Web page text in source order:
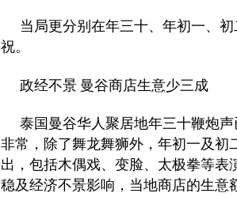
当局更分别在年三十、年初一、
祝。
政经不景 曼谷商店生意少三成
泰国曼谷华人聚居地年三十鞭炮
非常，除了舞龙舞狮外，年初一及初
出，包括木偶戏、变脸、太极拳等
稳及经济不景影响，当地商店的生意